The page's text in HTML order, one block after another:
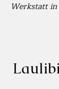
Werkstatt